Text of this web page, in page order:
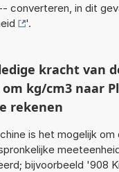
converteren, in dit
'.
kracht van
kg/cm3 naar
rekenen
is het mogelijk om
bijvoorbeeld '908